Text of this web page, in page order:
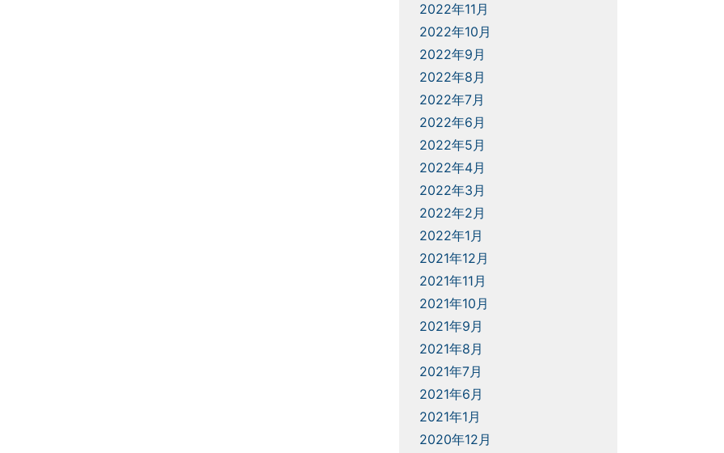
2022年11月
2022年10月
2022年9月
2022年8月
2022年7月
2022年6月
2022年5月
2022年4月
2022年3月
2022年2月
2022年1月
2021年12月
2021年11月
2021年10月
2021年9月
2021年8月
2021年7月
2021年6月
2021年1月
2020年12月